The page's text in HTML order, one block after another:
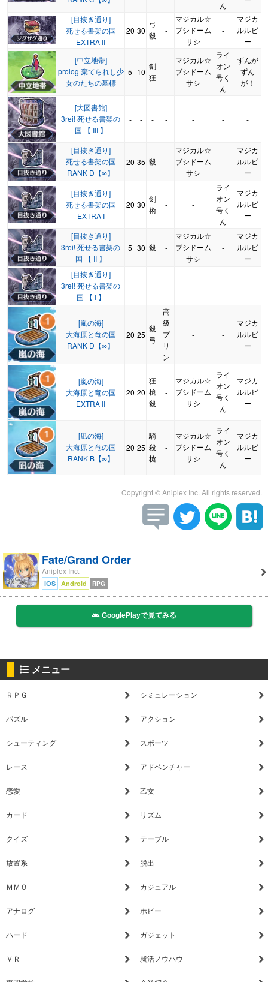
ん
[目抜き通り]
死せる書架の国
EXTRA II
20 30
弓
殺
-
マジカル☆
ブシドーム
サシ
-
マジカ
ルルビ
ー
[中立地帯]
prolog 棄てられし少
女のたちの墓標
5 10
剣
狂
-
マジカル☆
ブシドーム
サシ
ライ
オン
号く
ん
ずんが
ずん
が！
[大図書館]
3rei! 死せる書架の
国 【 III 】
- - - - - - -
[目抜き通り]
死せる書架の国
RANK D【∞】
20 35 殺 -
マジカル☆
ブシドーム
サシ
-
マジカ
ルルビ
ー
[目抜き通り]
死せる書架の国
EXTRA I
20 30
剣
術
- -
ライ
オン
号く
ん
マジカ
ルルビ
ー
[目抜き通り]
3rei! 死せる書架の
国 【 II 】
5 30 殺 -
マジカル☆
ブシドーム
サシ
-
マジカ
ルルビ
ー
[目抜き通り]
3rei! 死せる書架の
国 【 I 】
- - - - - - -
[嵐の海]
大海原と竜の国
RANK D【∞】
20 25
殺
弓
高
級
プ
リ
ン
- -
マジカ
ルルビ
ー
[嵐の海]
大海原と竜の国
EXTRA II
20 20
狂
槍
殺
-
マジカル☆
ブシドーム
サシ
ライ
オン
号く
ん
マジカ
ルルビ
ー
[凪の海]
大海原と竜の国
RANK B【∞】
20 25
騎
殺
槍
-
マジカル☆
ブシドーム
サシ
ライ
オン
号く
ん
マジカ
ルルビ
ー
Copyright © Aniplex Inc. All rights reserved.
Fate/Grand Order
Aniplex Inc.
iOS Android RPG
GooglePlayで見てみる
メニュー
ＲＰＧ シミュレーション
パズル アクション
シューティング スポーツ
レース アドベンチャー
恋愛 乙女
カード リズム
クイズ テーブル
放置系 脱出
ＭＭＯ カジュアル
アナログ ホビー
ハード ガジェット
ＶＲ 就活ノウハウ